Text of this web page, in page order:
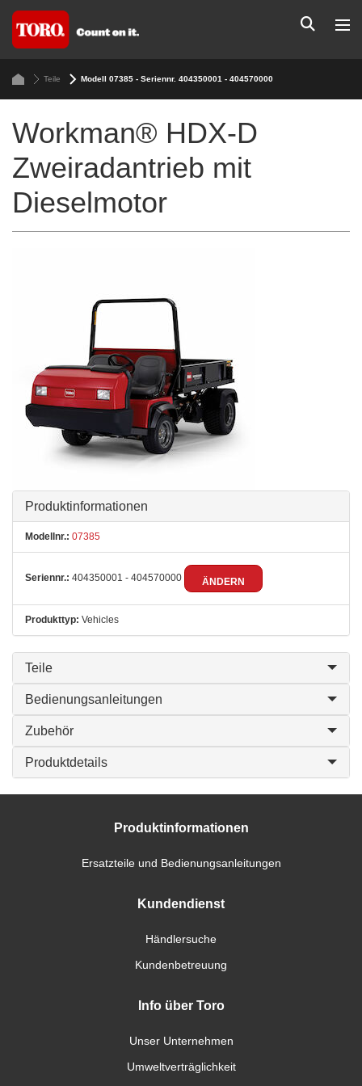
Teile Modell 07385 - Seriennr. 404350001 - 404570000
Workman® HDX-D
Zweiradantrieb mit
Dieselmotor
Produktinformationen
Modellnr.: 07385
Seriennr.: 404350001 - 404570000 ÄNDERN
Produkttyp: Vehicles
Teile
Bedienungsanleitungen
Zubehör
Produktdetails
Produktinformationen
Ersatzteile und Bedienungsanleitungen
Kundendienst
Händlersuche
Kundenbetreuung
Info über Toro
Unser Unternehmen
Umweltverträglichkeit